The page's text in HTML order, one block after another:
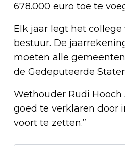
678.000 euro toe te
Elk jaar legt het
bestuur. De
moeten alle
de Gedeputeerde
Wethouder Rudi
goed te verklaren door
voort te zetten.”